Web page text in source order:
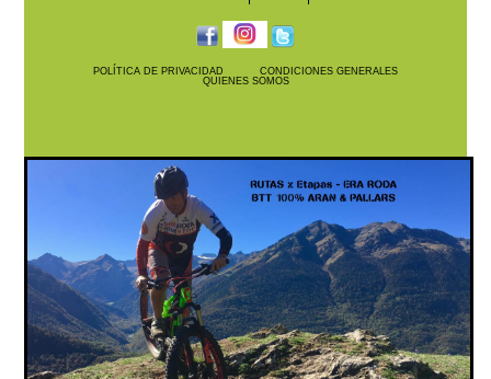
POLÍTICA DE PRIVACIDAD
CONDICIONES GENERALES
QUIENES SOMOS